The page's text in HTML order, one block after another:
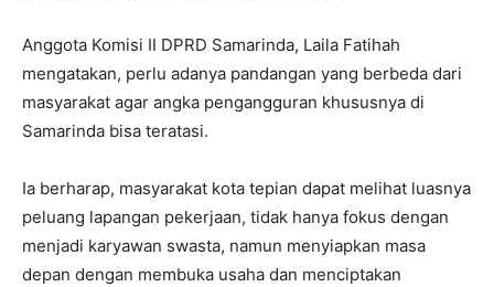
Anggota Komisi II DPRD Samarinda, Laila Fatihah
mengatakan, perlu adanya pandangan yang berbeda dari
masyarakat agar angka pengangguran khususnya di
Samarinda bisa teratasi.
Ia berharap, masyarakat kota tepian dapat melihat luasnya
peluang lapangan pekerjaan, tidak hanya fokus dengan
menjadi karyawan swasta, namun menyiapkan masa
depan dengan membuka usaha dan menciptakan